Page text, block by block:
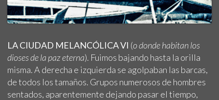
LA CIUDAD MELANCÓLICA VI (o donde habitan los
dioses de la paz eterna). Fuimos bajando hasta la orilla
misma. A derecha e izquierda se agolpaban las barcas,
de todos los tamaños. Grupos numerosos de hombres
sentados, aparentemente dejando pasar el tiempo,